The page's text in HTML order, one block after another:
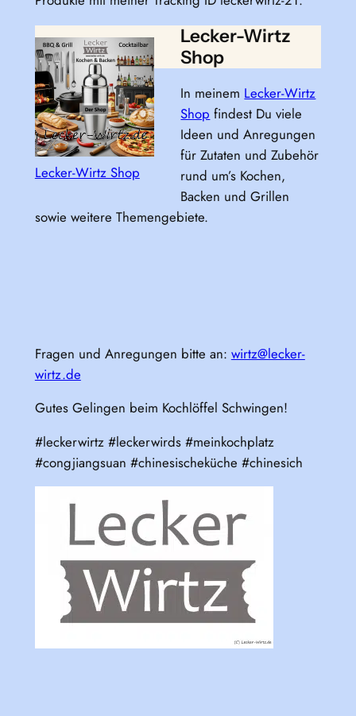
Lecker-Wirtz Shop
Lecker-Wirtz
Shop
In meinem Lecker-Wirtz
Shop findest Du viele
Ideen und Anregungen
für Zutaten und Zubehör
rund um’s Kochen,
Backen und Grillen
sowie weitere Themengebiete.
Fragen und Anregungen bitte an: wirtz@lecker-
wirtz.de
Gutes Gelingen beim Kochlöffel Schwingen!
#leckerwirtz #leckerwirds #meinkochplatz
#congjiangsuan #chinesischeküche #chinesich